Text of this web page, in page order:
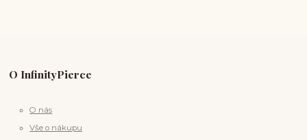
O InfinityPierce
O nás
Vše o nákupu